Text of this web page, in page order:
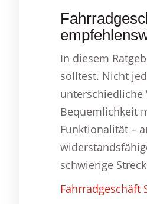
In diesem
solltest. Nicht
unterschiedliche
Bequemlichkeit
Funktionalität –
schwierige
Fahrradgeschäft